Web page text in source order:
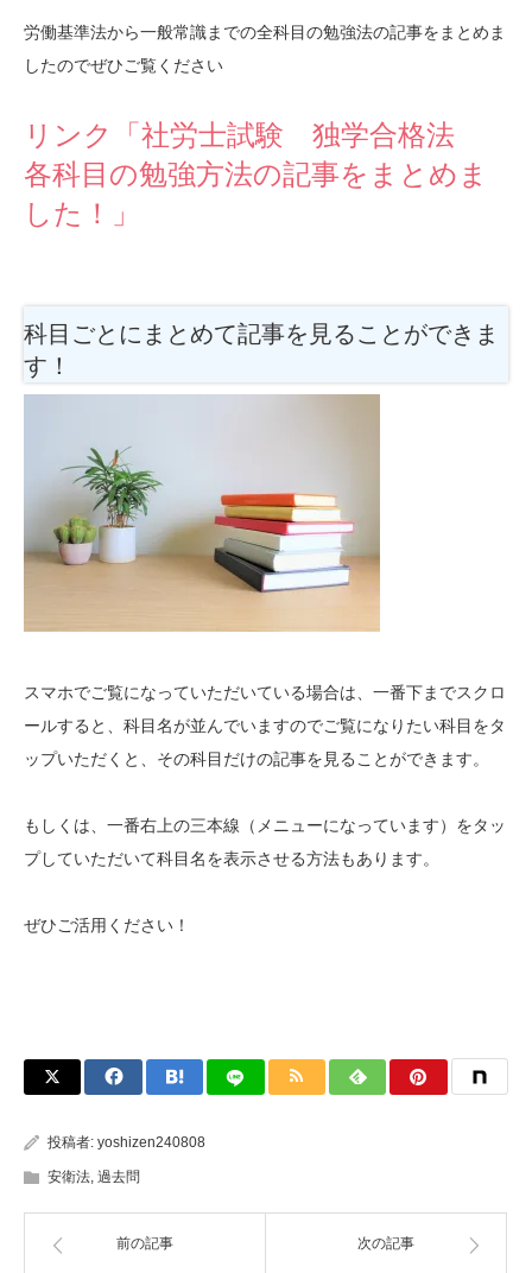
労働基準法から一般常識までの全科目の勉強法の記事をまとめま
したのでぜひご覧ください
リンク「社労士試験 独学合格法
各科目の勉強方法の記事をまとめま
した！」
科目ごとにまとめて記事を見ることができま
す！
スマホでご覧になっていただいている場合は、一番下までスクロ
ールすると、科目名が並んでいますのでご覧になりたい科目をタ
ップいただくと、その科目だけの記事を見ることができます。
もしくは、一番右上の三本線（メニューになっています）をタッ
プしていただいて科目名を表示させる方法もあります。
ぜひご活用ください！
投稿者: yoshizen240808
安衛法, 過去問
前の記事 次の記事